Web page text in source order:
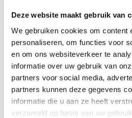
Deze website maakt gebruik van
We gebruiken cookies om content
personaliseren, om functies voor
en om ons websiteverkeer te
informatie over uw gebruik van
partners voor social media,
partners kunnen deze gegevens
informatie die u aan ze heeft
verzameld op basis van uw
dekbedden
eenvoudig aan elkaar kunt koppelen of
waardoor je altijd de juiste warmte hebt
winter is. In onze collectie combineren
verschillende materialen, zodat er altijd
jouw wensen. Ontdek bij Beddenbriljant
seizoenen dekbed en ervaar hoe goed
aan een heerlijke nachtrust.